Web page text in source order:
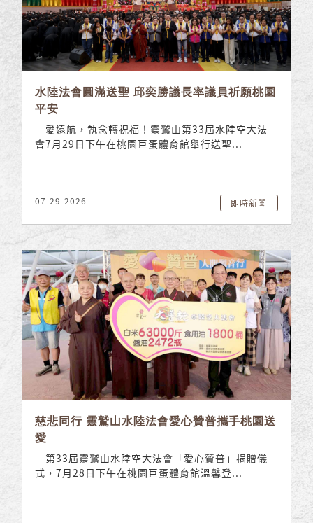
水陸法會圓滿送聖 邱奕勝議長率議員祈願桃園
平安
—愛遠航，執念轉祝福！靈鷲山第33屆水陸空大法
會7月29日下午在桃園巨蛋體育館舉行送聖...
07-29-2026 即時新聞
慈悲同行 靈鷲山水陸法會愛心贊普攜手桃園送
愛
—第33屆靈鷲山水陸空大法會「愛心贊普」捐贈儀
式，7月28日下午在桃園巨蛋體育館溫馨登...